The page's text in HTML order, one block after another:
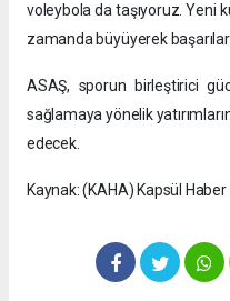
voleybola da taşıyoruz. Yeni
zamanda büyüyerek
ASAŞ, sporun birleştirici
sağlamaya yönelik
edecek.
Kaynak: (KAHA) Kapsül Haber